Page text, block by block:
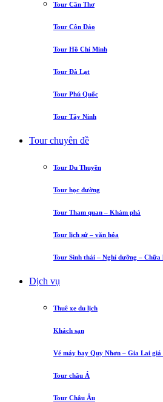
Tour Cần Thơ
Tour Côn Đảo
Tour Hồ Chí Minh
Tour Đà Lạt
Tour Phú Quốc
Tour Tây Ninh
Tour chuyên đề
Tour Du Thuyền
Tour học đường
Tour Tham quan – Khám phá
Tour lịch sử – văn hóa
Tour Sinh thái – Nghỉ dưỡng – Chữa
Dịch vụ
Thuê xe du lịch
Khách sạn
Vé máy bay Quy Nhơn – Gia Lai
Tour châu Á
Tour Châu Âu